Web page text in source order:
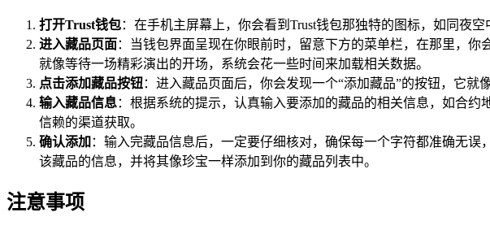
打开Trust钱包：在手机主屏幕上，你会看到Trust钱包那独特的图标，如同夜
进入藏品页面：当钱包界面呈现在你眼前时，留意下方的菜单栏，在那里，你
就像等待一场精彩演出的开场，系统会花一些时间来加载相关数据。
点击添加藏品按钮：进入藏品页面后，你会发现一个“添加藏品”的按钮，它就
输入藏品信息：根据系统的提示，认真输入要添加的藏品的相关信息，如合
信赖的渠道获取。
确认添加 ：输入完藏品信息后，一定要仔细核对，确保每一个字符都准确无
该藏品的信息，并将其像珍宝一样添加到你的藏品列表中。
注意事项